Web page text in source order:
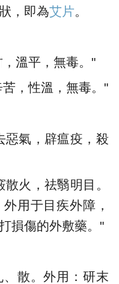
，即為艾片。
溫平，無毒。"
，性溫，無毒。"
氣，辟瘟疫，殺
火，祛翳明目。
用于目疾外障，
損傷的外敷藥。"
散。外用：研末